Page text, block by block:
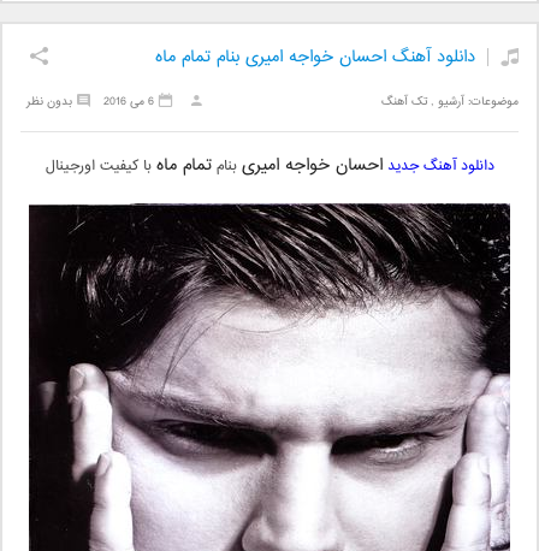
دانلود آهنگ احسان خواجه امیری بنام تمام ماه
موضوعات:آرشیو ,تک آهنگ بدون نظر 6 می 2016
دانلود آهنگ جدید احسان خواجه امیریبنامتمام ماهبا کیفیت اورجینال